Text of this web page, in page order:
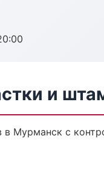
и
в Мурманск с